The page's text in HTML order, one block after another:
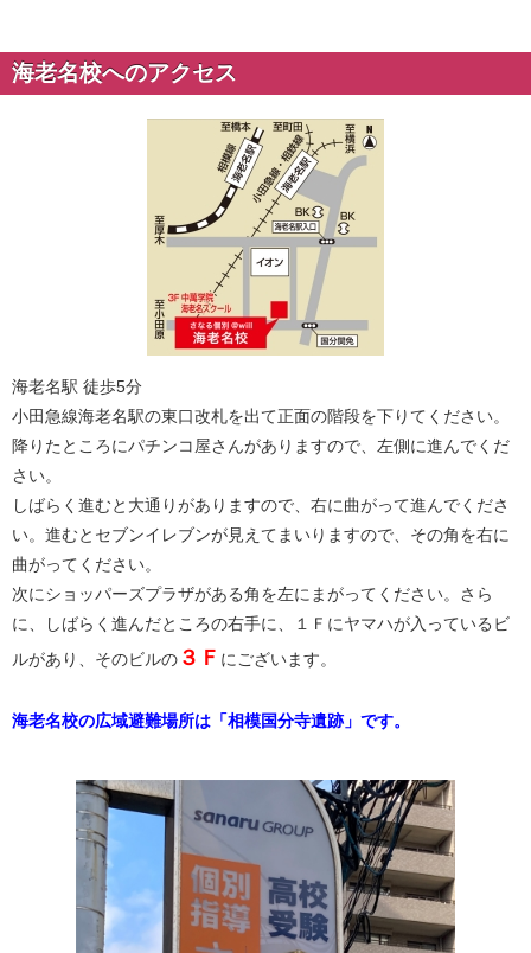
海老名校へのアクセス
海老名駅 徒歩5分
小田急線海老名駅の東口改札を出て正面の階段を下りてください。
降りたところにパチンコ屋さんがありますので、左側に進んでくだ
さい。
しばらく進むと大通りがありますので、右に曲がって進んでくださ
い。進むとセブンイレブンが見えてまいりますので、その角を右に
曲がってください。
次にショッパーズプラザがある角を左にまがってください。さら
に、しばらく進んだところの右手に、１Ｆにヤマハが入っているビ
ルがあり、そのビルの ３Ｆ にございます。
海老名校の広域避難場所は「相模国分寺遺跡」です。